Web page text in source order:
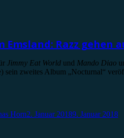
Emsland: Razz gehen
Jimmy Eat World und Mando Diao
sein zweites Album „Nocturnal“
Horn2. Januar 20189. Januar 2018